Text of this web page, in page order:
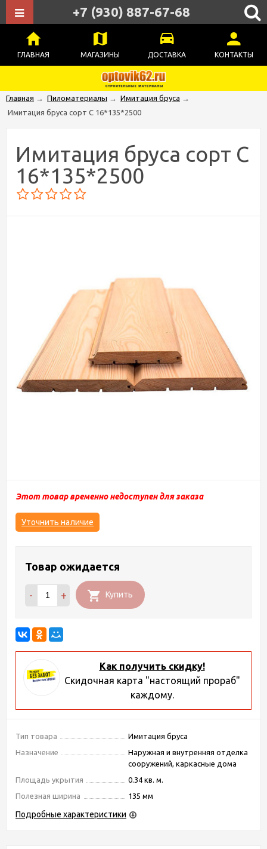
ГЛАВНАЯ МАГАЗИНЫ ДОСТАВКА КОНТАКТЫ
+7 (930) 887-67-68
Главная → Пиломатериалы → Имитация бруса →
Имитация бруса сорт С 16*135*2500
Имитация бруса сорт С
16*135*2500
Этот товар временно недоступен для заказа
Уточнить наличие
Товар ожидается
- + Купить
Как получить скидку!
Скидочная карта "настоящий прораб"
каждому.
Тип товара
Имитация бруса
Назначение
Наружная и внутренняя отделка
сооружений, каркасные дома
Площадь укрытия
0.34 кв. м.
Полезная ширина
135 мм
Подробные характеристики